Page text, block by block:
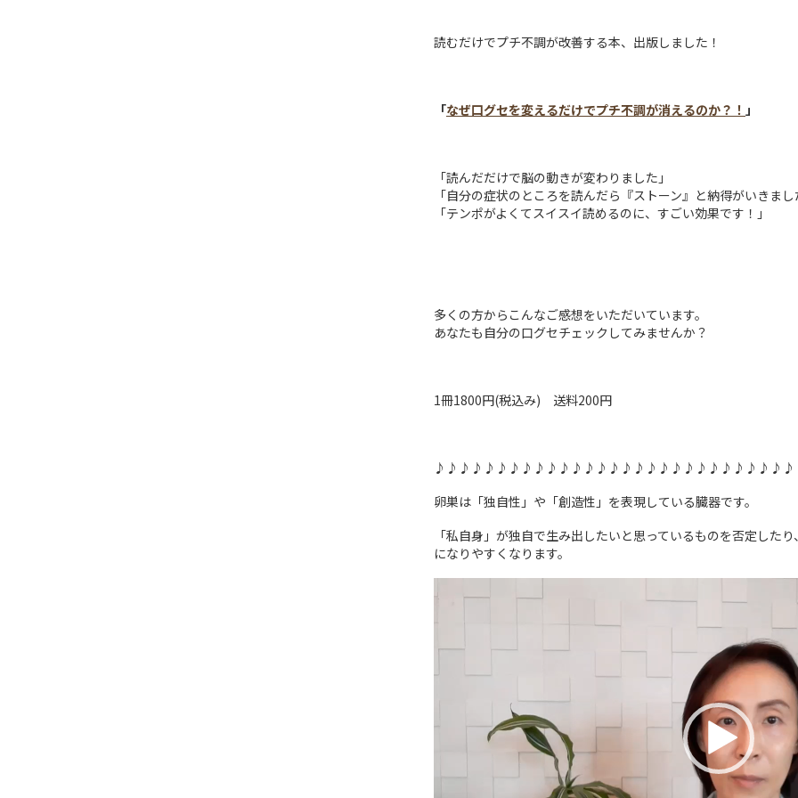
読むだけでプチ不調が改善する本、出版しました！
「なぜ口グセを変えるだけでプチ不調が消えるのか？！ 」
「読んだだけで脳の動きが変わりました」
「自分の症状のところを読んだら『ストーン』と納得がいきま
「テンポがよくてスイスイ読めるのに、すごい効果です！」
多くの方からこんなご感想をいただいています。
あなたも自分の口グセチェックしてみませんか？
1冊1800円(税込み) 送料200円
卵巣は「独自性」や「創造性」を表現している臓器です。
「私自身」が独自で生み出したいと思っているものを否定した
になりやすくなります。
ヤ